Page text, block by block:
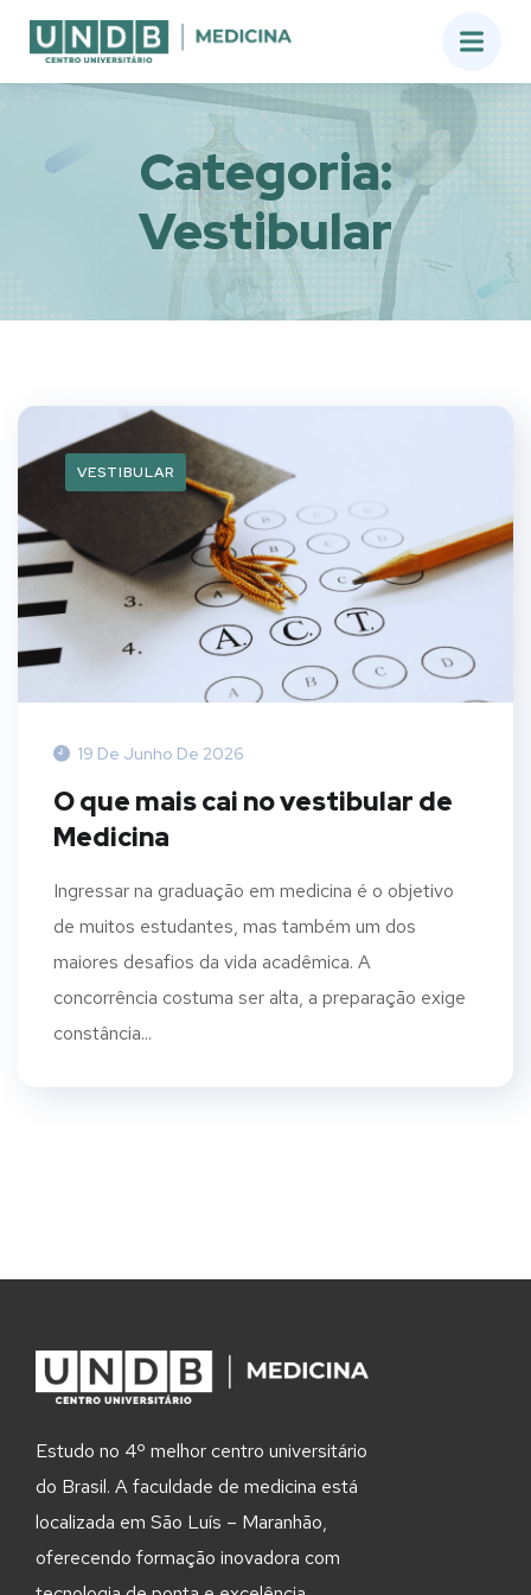
Categoria:
Vestibular
VESTIBULAR
19 De Junho De 2026
O que mais cai no vestibular de
Medicina
Ingressar na graduação em medicina é o objetivo
de muitos estudantes, mas também um dos
maiores desafios da vida acadêmica. A
concorrência costuma ser alta, a preparação exige
constância...
Estudo no 4º melhor centro universitário
do Brasil. A faculdade de medicina está
localizada em São Luís – Maranhão,
oferecendo formação inovadora com